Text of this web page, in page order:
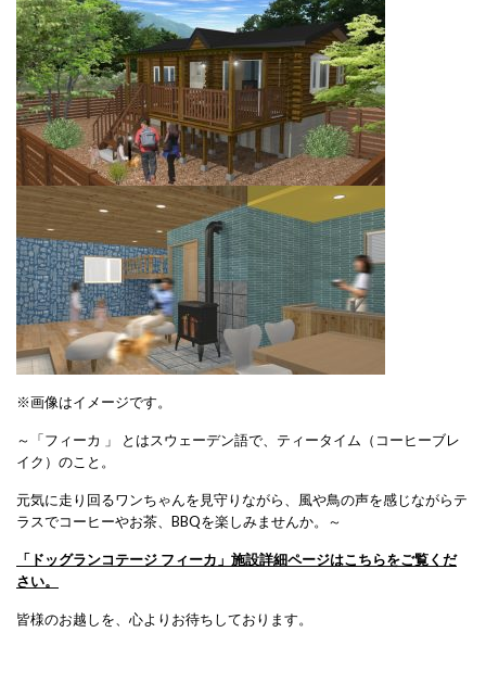
※画像はイメージです。
～「フィーカ 」 とはスウェーデン語で、ティータイム（コーヒーブレ
イク）のこと。
元気に走り回るワンちゃんを見守りながら、風や鳥の声を感じながらテ
ラスでコーヒーやお茶、BBQを楽しみませんか。～
「ドッグランコテージ フィーカ」施設詳細ページはこちらをご覧くだ
さい。
皆様のお越しを、心よりお待ちしております。